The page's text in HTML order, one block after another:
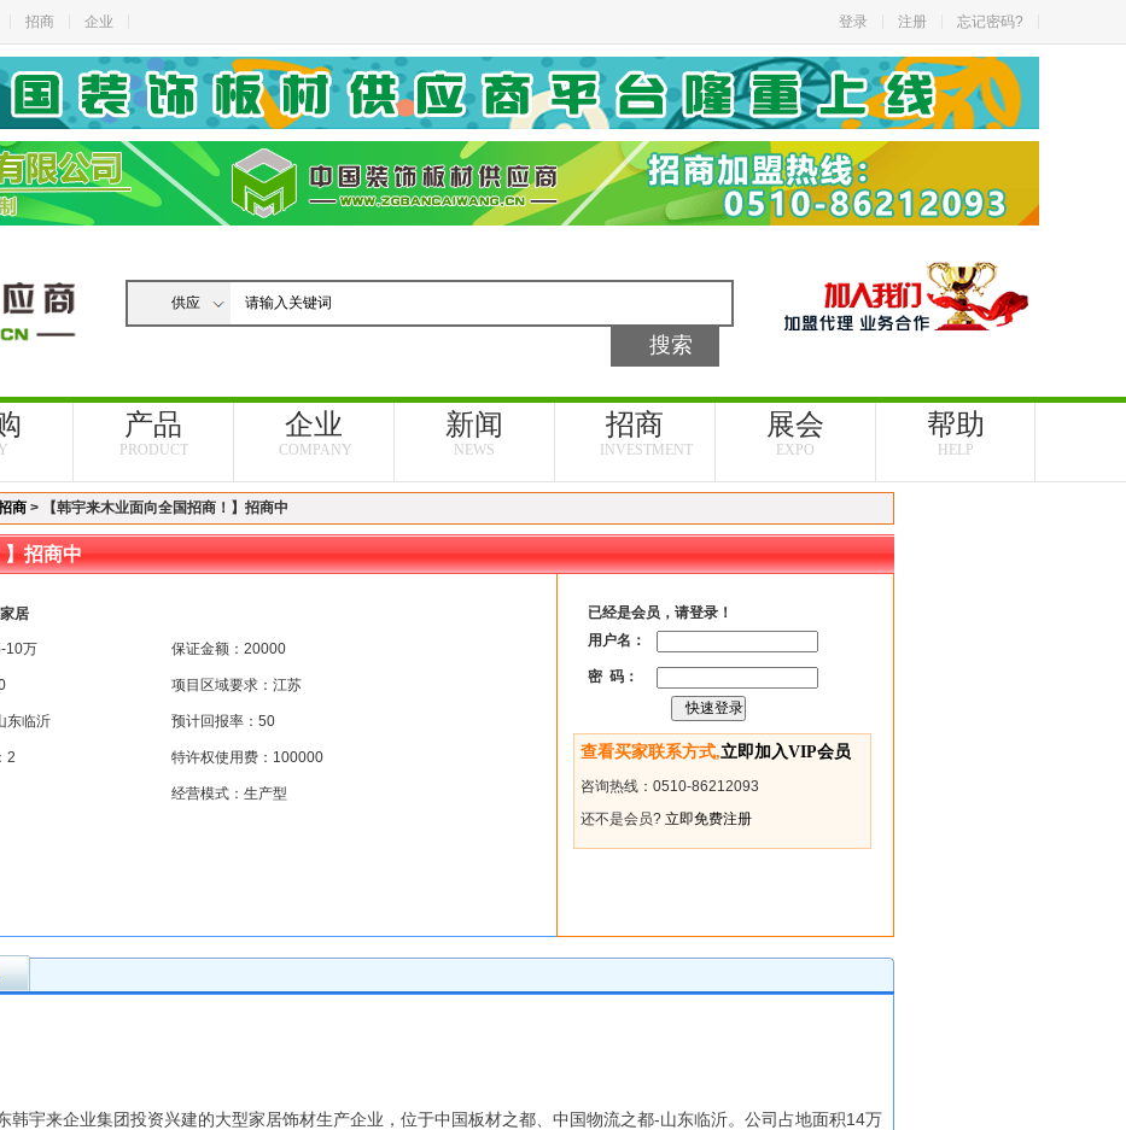
招商 企业 登录 注册 忘记密码?
产品
PRODUCT
企业
COMPANY
新闻
NEWS
招商
INVESTMENT
展会
EXPO
帮助
HELP
商 > 【韩宇来木业面向全国招商！】招商中
招商中
居
10万
东临沂
2
保证金额：20000
项目区域要求：江苏
预计回报率：50
特许权使用费：100000
经营模式：生产型
已经是会员，请登录！
用户名：
密 码：
查看买家联系方式,立即加入VIP会员
咨询热线：0510-86212093
还不是会员?立即免费注册
韩宇来企业集团投资兴建的大型家居饰材生产企业，位于中国板材之都、中国物流之都-山东临沂。公司占地面积14万